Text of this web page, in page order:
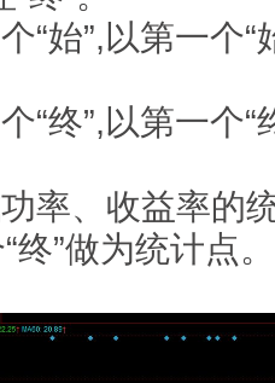
“始”,以第一个
“终”,以第一个
率、收益率的
终”做为统计点。